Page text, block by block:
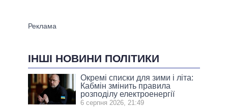
ІНШІ НОВИНИ ПОЛІТИКИ
Окремі списки для зими і літа:
Кабмін змінить правила
розподілу електроенергії
6 серпня 2026, 21:49